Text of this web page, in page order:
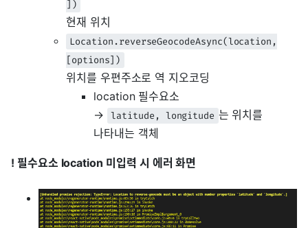
])
현재 위치
Location.reverseGeocodeAsync(location,
[options])
위치를 우편주소로 역 지오코딩
location 필수요소
→
latitude, longitude 는 위치를
나타내는 객체
! 필수요소 location 미입력 시 에러 화면